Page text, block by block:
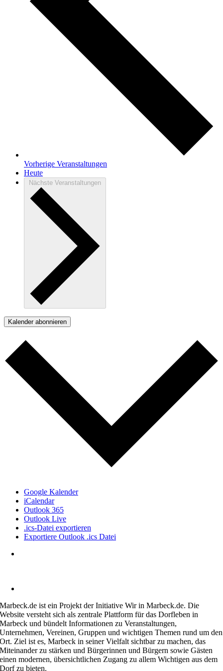
Vorherige Veranstaltungen
Heute
Nächste Veranstaltungen
Kalender abonnieren
Google Kalender
iCalendar
Outlook 365
Outlook Live
.ics-Datei exportieren
Exportiere Outlook .ics Datei
Marbeck.de ist ein Projekt der Initiative Wir in Marbeck.de. Die
Website versteht sich als zentrale Plattform für das Dorfleben in
Marbeck und bündelt Informationen zu Veranstaltungen,
Unternehmen, Vereinen, Gruppen und wichtigen Themen rund um den
Ort. Ziel ist es, Marbeck in seiner Vielfalt sichtbar zu machen, das
Miteinander zu stärken und Bürgerinnen und Bürgern sowie Gästen
einen modernen, übersichtlichen Zugang zu allem Wichtigen aus dem
Dorf zu bieten.